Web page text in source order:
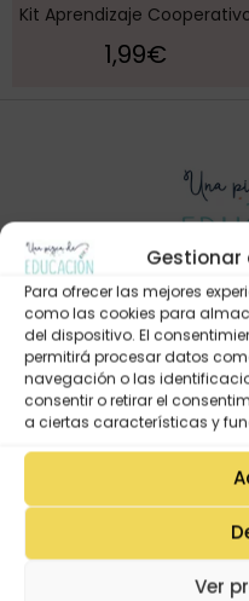
Gestionar
Para ofrecer las mejores
como las cookies para
del dispositivo. El
permitirá procesar datos
navegación o las
consentir o retirar el
a ciertas características y
Ver
Kit Aprendizaje
1,99€